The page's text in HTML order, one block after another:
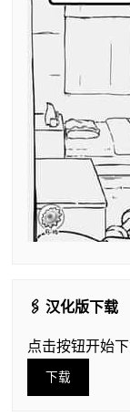
🖇️ 汉化版下载
点击按钮开始
下载